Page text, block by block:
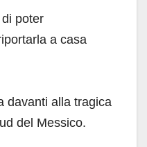
poter
a casa
davanti alla tragica
del Messico.